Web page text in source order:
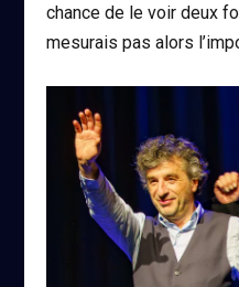
chance de le voir deux
mesurais pas alors